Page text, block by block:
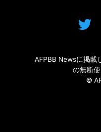
AFPBB Newsに掲載
の無断使
©